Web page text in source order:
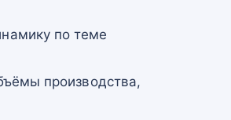
по теме
производства,